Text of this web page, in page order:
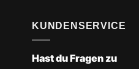
KUNDENSERVICE
Hast du Fragen zu